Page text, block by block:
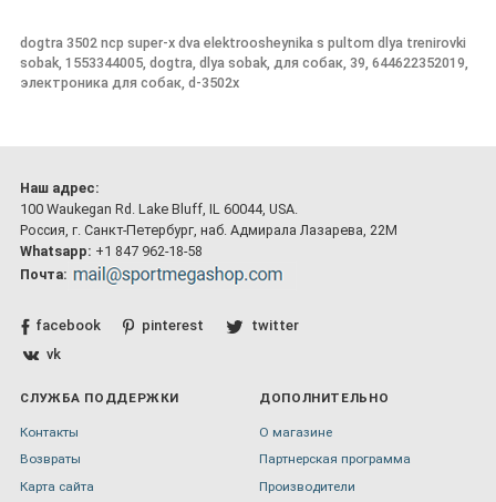
dogtra 3502 ncp super-x dva elektroosheynika s pultom dlya trenirovki
sobak, 1553344005, dogtra, dlya sobak, для собак, 39, 644622352019,
электроника для собак, d-3502x
Наш адрес:
100 Waukegan Rd. Lake Bluff, IL 60044, USA.
Россия, г. Санкт-Петербург, наб. Адмирала Лазарева, 22М
Whatsapp: +1 847 962-18-58
Почта:
facebook pinterest
twitter
vk
СЛУЖБА ПОДДЕРЖКИ
Контакты
Возвраты
Карта сайта
ДОПОЛНИТЕЛЬНО
О магазине
Партнерская программа
Производители